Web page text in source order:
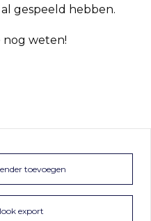
gespeeld hebben.
nog weten!
toevoegen
export